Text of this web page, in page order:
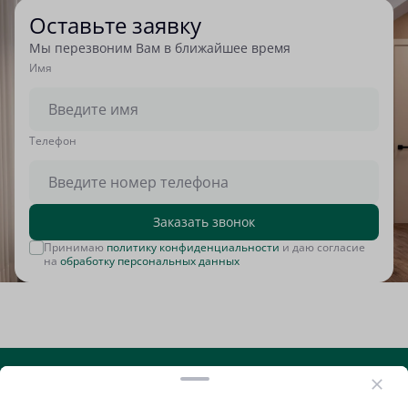
Оставьте заявку
Мы перезвоним Вам в ближайшее время
Имя
Tелефон
Заказать звонок
Принимаю политику конфиденциальности и даю согласие
на обработку персональных данных